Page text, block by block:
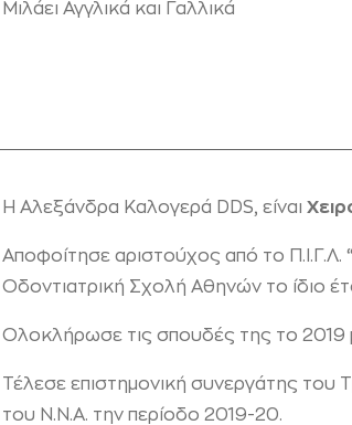
Μιλάει Αγγλικά και Γαλλικά
Η Αλεξάνδρα Καλογερά DDS, είναι Χ
Αποφοίτησε αριστούχος από το Π.Ι.Γ.Λ.
Οδοντιατρική Σχολή Αθηνών το ίδιο
Ολοκλήρωσε τις σπουδές της το 2019
Τέλεσε επιστημονική συνεργάτης του
του Ν.Ν.Α. την περίοδο 2019-20.